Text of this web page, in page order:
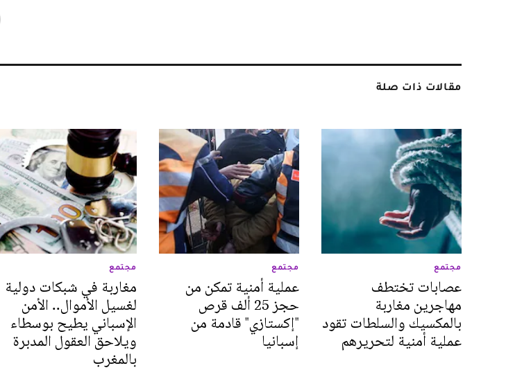
مقالات ذات صلة
مجتمع
عصابات تختطف
مهاجرين مغاربة
بالمكسيك والسلطات تقود
عملية أمنية لتحريرهم
مجتمع
عملية أمنية تمكن من
حجز 25 ألف قرص
"إكستازي" قادمة من
إسبانيا
مجتمع
مغاربة في شبكات دولية
لغسيل الأموال.. الأمن
الإسباني يطيح بوسطاء
ويلاحق العقول المدبرة
بالمغرب‎